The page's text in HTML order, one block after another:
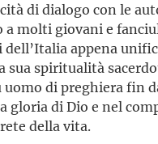
di dialogo con le
molti giovani e
appena
sua spiritualità
uomo di preghiera fin
gloria di Dio e nel
della vita.